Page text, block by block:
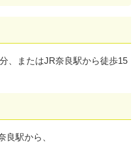
、またはJR奈良駅から徒歩15
良駅から、